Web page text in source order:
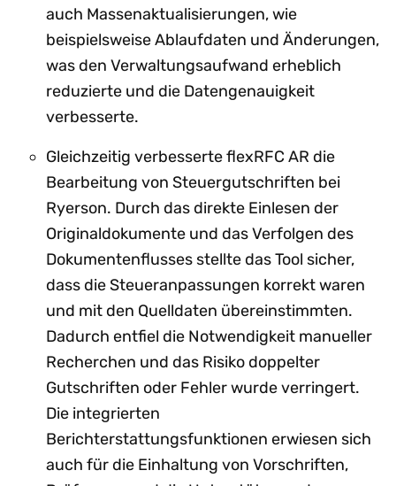
auch Massenaktualisierungen, wie
beispielsweise Ablaufdaten und Änderungen,
was den Verwaltungsaufwand erheblich
reduzierte und die Datengenauigkeit
verbesserte.
Gleichzeitig verbesserte flexRFC AR die
Bearbeitung von Steuergutschriften bei
Ryerson. Durch das direkte Einlesen der
Originaldokumente und das Verfolgen des
Dokumentenflusses stellte das Tool sicher,
dass die Steueranpassungen korrekt waren
und mit den Quelldaten übereinstimmten.
Dadurch entfiel die Notwendigkeit manueller
Recherchen und das Risiko doppelter
Gutschriften oder Fehler wurde verringert.
Die integrierten
Berichterstattungsfunktionen erwiesen sich
auch für die Einhaltung von Vorschriften,